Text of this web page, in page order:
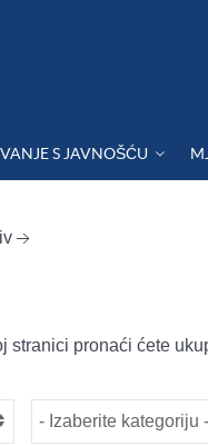
S JAVNOŠĆU
stranici pronaći ćete